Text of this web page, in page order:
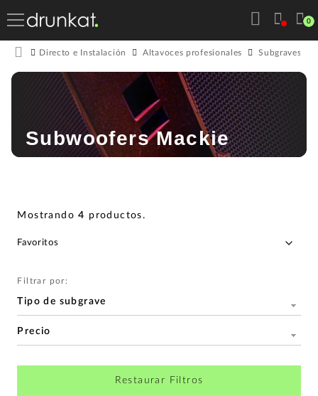
0
Directo e Instalación Altavoces profesionales Subgraves
Subwoofers Mackie
Mostrando4 productos.
Filtrar por:
Tipo de subgrave
Precio
Restaurar Filtros